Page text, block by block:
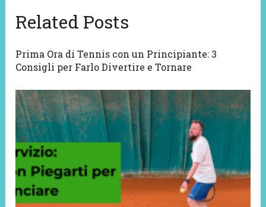
Related Posts
Prima Ora di Tennis con un Principiante: 3
Consigli per Farlo Divertire e Tornare